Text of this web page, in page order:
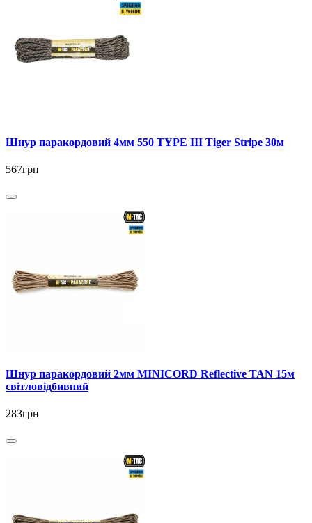
Шнур паракордовий 4мм 550 TYPE III Tiger Stripe 30м
567грн
Шнур паракордовий 2мм MINICORD Reflective TAN 15м
світловідбивний
283грн